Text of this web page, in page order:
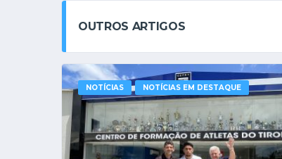
OUTROS ARTIGOS
NOTÍCIAS NOTÍCIAS EM DESTAQUE